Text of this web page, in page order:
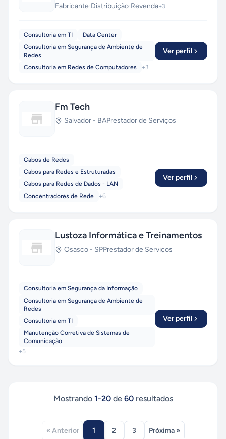
Fabricante·Distribuição·Revenda+3
Consultoria em TI
Data Center
Consultoria em Segurança de Ambiente de
Redes
Consultoria em Redes de Computadores
+3
Ver perfil
Fm Tech
Salvador - BAPrestador de Serviços
Cabos de Redes
Cabos para Redes e Estruturadas
Cabos para Redes de Dados - LAN
Concentradores de Rede
+6
Ver perfil
Lustoza Informática e Treinamentos
Osasco - SPPrestador de Serviços
Consultoria em Segurança da Informação
Consultoria em Segurança de Ambiente de
Redes
Consultoria em TI
Manutenção Corretiva de Sistemas de
Comunicação
+5
Ver perfil
Mostrando 1-20de 60resultados
« Anterior 1 2 3 Próxima »